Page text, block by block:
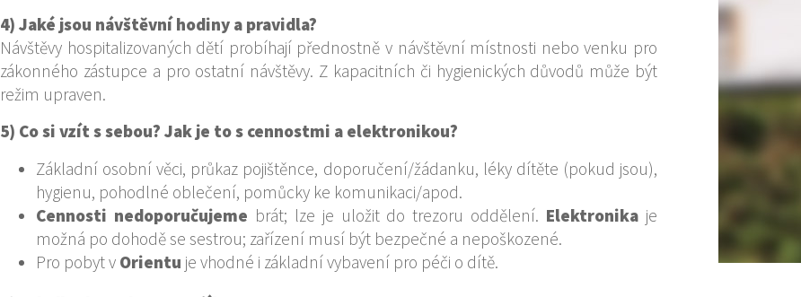
4) Jaké jsou návštěvní hodiny a pravidla?
Návštěvy hospitalizovaných dětí probíhají přednostně v návštěvní místnosti nebo venku pro
zákonného zástupce a pro ostatní návštěvy. Z kapacitních či hygienických důvodů může být
režim upraven.
5) Co si vzít s sebou? Jak je to s cennostmi a elektronikou?
Základní osobní věci, průkaz pojištěnce, doporučení/žádanku, léky dítěte (pokud jsou),
hygienu, pohodlné oblečení, pomůcky ke komunikaci/apod.
Cennosti nedoporučujeme brát; lze je uložit do trezoru oddělení. Elektronika je
možná po dohodě se sestrou; zařízení musí být bezpečné a nepoškozené.
Pro pobyt v Orientu je vhodné i základní vybavení pro péči o dítě.